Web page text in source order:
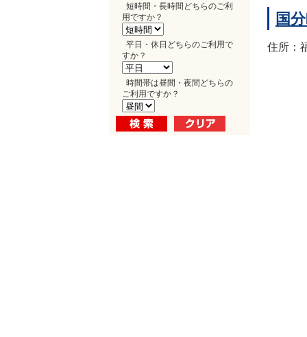
短時間・長時間どちらのご利
用ですか？
平日・休日どちらのご利用で
すか？
時間帯は昼間・夜間どちらの
ご利用ですか？
国
住所：